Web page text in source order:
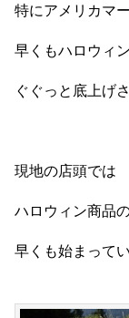
特にアメリカマ
早くもハロウィ
ぐぐっと底上げ
現地の店頭では
ハロウィン商品
早くも始まって